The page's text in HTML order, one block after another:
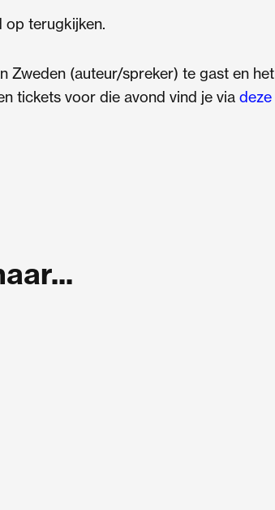
op terugkijken.
Zweden (auteur/spreker) te gast en het
tickets voor die avond vind je via deze